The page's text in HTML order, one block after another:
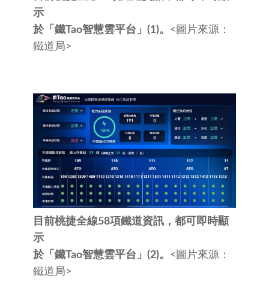
示
於「鐵Tao智慧雲平台」(1)。 <圖片來源：
鐵道局>
目前桃捷全線58項鐵道資訊，都可即時顯
示
於「鐵Tao智慧雲平台」(2)。 <圖片來源：
鐵道局>